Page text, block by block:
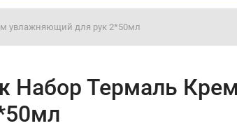
увлажняющий для рук 2*50мл
Набор Термаль